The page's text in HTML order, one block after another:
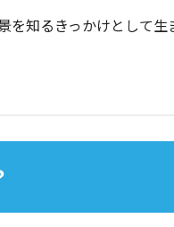
を知るきっかけとして生